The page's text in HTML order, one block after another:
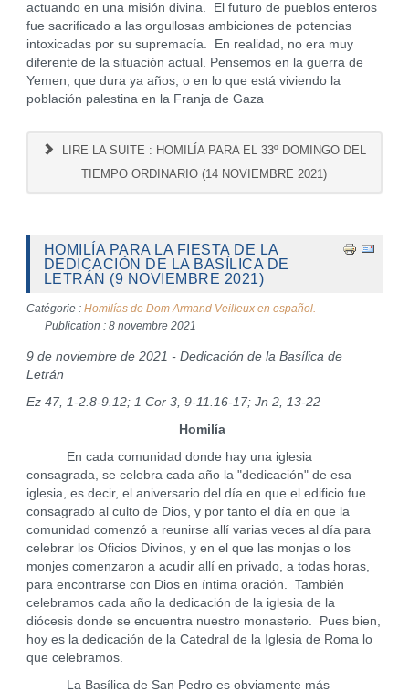
actuando en una misión divina. El futuro de pueblos enteros
fue sacrificado a las orgullosas ambiciones de potencias
intoxicadas por su supremacía. En realidad, no era muy
diferente de la situación actual. Pensemos en la guerra de
Yemen, que dura ya años, o en lo que está viviendo la
población palestina en la Franja de Gaza
LIRE LA SUITE : HOMILÍA PARA EL 33º DOMINGO DEL
TIEMPO ORDINARIO (14 NOVIEMBRE 2021)
HOMILÍA PARA LA FIESTA DE LA
DEDICACIÓN DE LA BASÍLICA DE
LETRÁN (9 NOVIEMBRE 2021)
Catégorie : Homilías de Dom Armand Veilleux en español.
Publication : 8 novembre 2021
9 de noviembre de 2021 - Dedicación de la Basílica de
Letrán
Ez 47, 1-2.8-9.12; 1 Cor 3, 9-11.16-17; Jn 2, 13-22
Homilía
En cada comunidad donde hay una iglesia
consagrada, se celebra cada año la "dedicación" de esa
iglesia, es decir, el aniversario del día en que el edificio fue
consagrado al culto de Dios, y por tanto el día en que la
comunidad comenzó a reunirse allí varias veces al día para
celebrar los Oficios Divinos, y en el que las monjas o los
monjes comenzaron a acudir allí en privado, a todas horas,
para encontrarse con Dios en íntima oración. También
celebramos cada año la dedicación de la iglesia de la
diócesis donde se encuentra nuestro monasterio. Pues bien,
hoy es la dedicación de la Catedral de la Iglesia de Roma lo
que celebramos.
La Basílica de San Pedro es obviamente más